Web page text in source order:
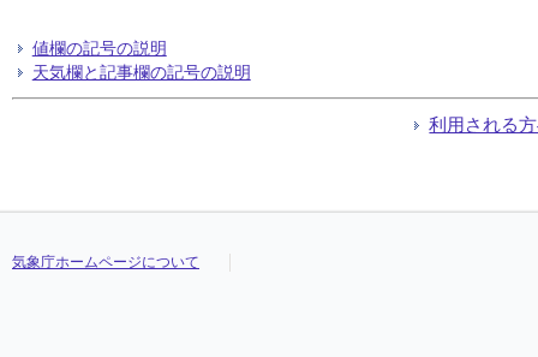
値欄の記号の説明
天気欄と記事欄の記号の説明
利用される
気象庁ホームページについて